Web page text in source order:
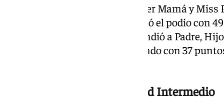
El segundo puesto fue para Súper Mamá y
que Palmaita y palante completó el podio con
masculino, la victoria correspondió a Padre,
puntos. Pushito Team fue segundo con 37
Clasificación de la modalidad Intermedio